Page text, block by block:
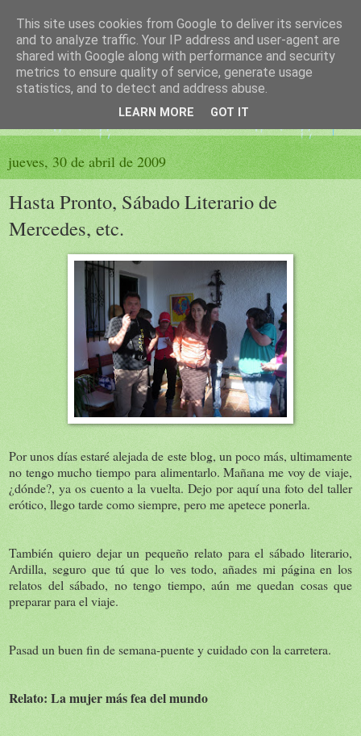
El sueño de las palabras
PÁGINA LITERARIA DE FELISA MORENO
jueves, 30 de abril de 2009
Hasta Pronto, Sábado Literario de
Mercedes, etc.
Por unos días estaré alejada de este blog, un poco más, ultimamente
no tengo mucho tiempo para alimentarlo. Mañana me voy de viaje,
¿dónde?, ya os cuento a la vuelta. Dejo por aquí una foto del taller
erótico, llego tarde como siempre, pero me apetece ponerla.
También quiero dejar un pequeño relato para el sábado literario,
Ardilla, seguro que tú que lo ves todo, añades mi página en los
relatos del sábado, no tengo tiempo, aún me quedan cosas que
preparar para el viaje.
Pasad un buen fin de semana-puente y cuidado con la carretera.
Relato: La mujer más fea del mundo
This site uses cookies from Google to deliver its services
and to analyze traffic. Your IP address and user-agent are
shared with Google along with performance and security
metrics to ensure quality of service, generate usage
statistics, and to detect and address abuse.
LEARN MORE GOT IT